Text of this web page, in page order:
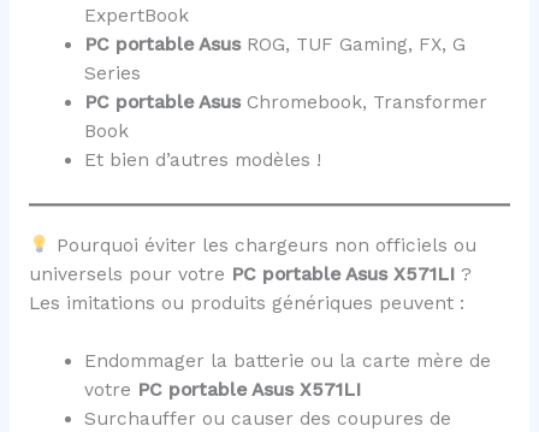
ExpertBook
PC portable Asus ROG, TUF Gaming, FX, G
Series
PC portable Asus Chromebook, Transformer
Book
Et bien d’autres modèles !
Pourquoi éviter les chargeurs non officiels ou
universels pour votre PC portable Asus X571LI?
Les imitations ou produits génériques peuvent :
Endommager la batterie ou la carte mère de
votre PC portable Asus X571LI
Surchauffer ou causer des coupures de